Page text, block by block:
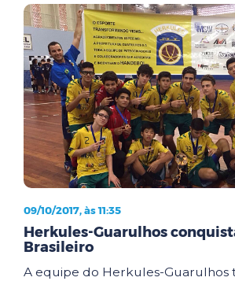
09/10/2017, às 11:35
Herkules-Guarulhos
Brasileiro
A equipe do Herkules-Guarulhos